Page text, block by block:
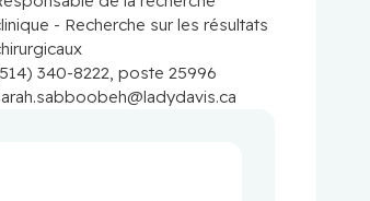
- Recherche sur les résultats
340-8222, poste 25996